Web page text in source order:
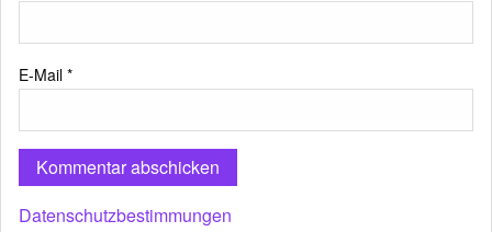
E-Mail *
Datenschutzbestimmungen